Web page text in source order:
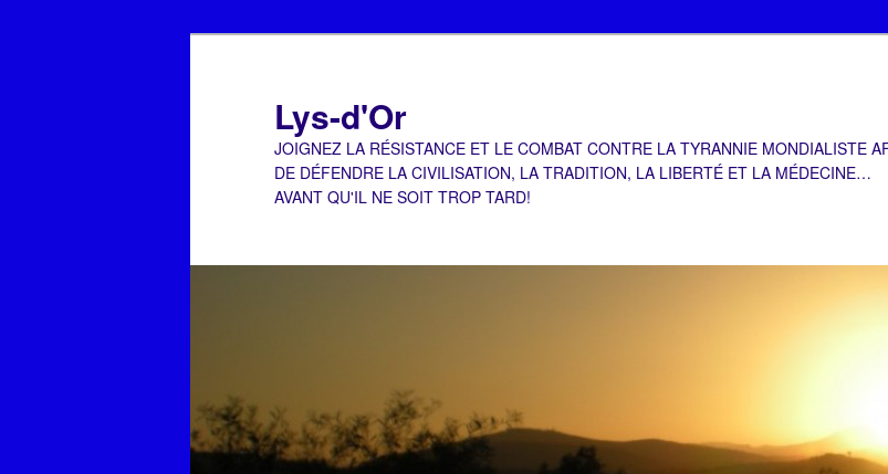
Lys-d'Or
JOIGNEZ LA RÉSISTANCE ET LE COMBAT CONTRE LA TYRANNIE MONDIALISTE
DE DÉFENDRE LA CIVILISATION, LA TRADITION, LA LIBERTÉ ET LA MÉDECINE…
AVANT QU'IL NE SOIT TROP TARD!